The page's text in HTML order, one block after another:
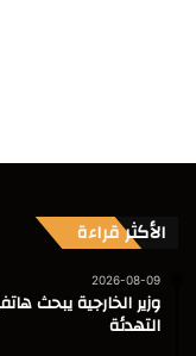
الأكثر قراءة
2026-08-09
وزير الخارجية يبحث
التهدئة